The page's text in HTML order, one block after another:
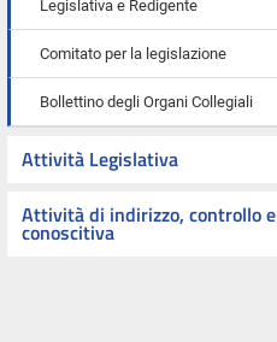
Legislativa e Redigente
Comitato per la legislazione
Bollettino degli Organi Collegiali
Attività Legislativa
Attività di indirizzo, controllo e
conoscitiva